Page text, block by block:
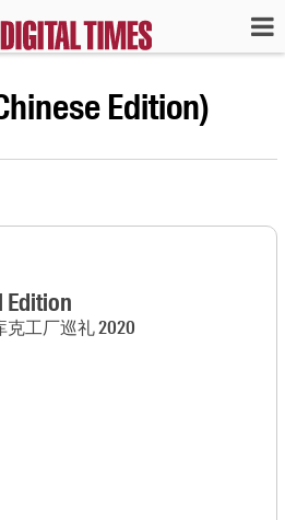
Edition)
Edition
克工厂巡礼 2020